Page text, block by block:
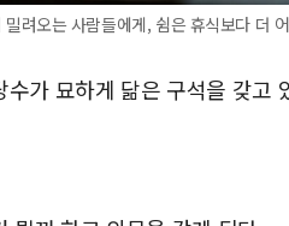
려오는 사람들에게, 쉼은 휴식보다 더
가 묘하게 닮은 구석을 갖고